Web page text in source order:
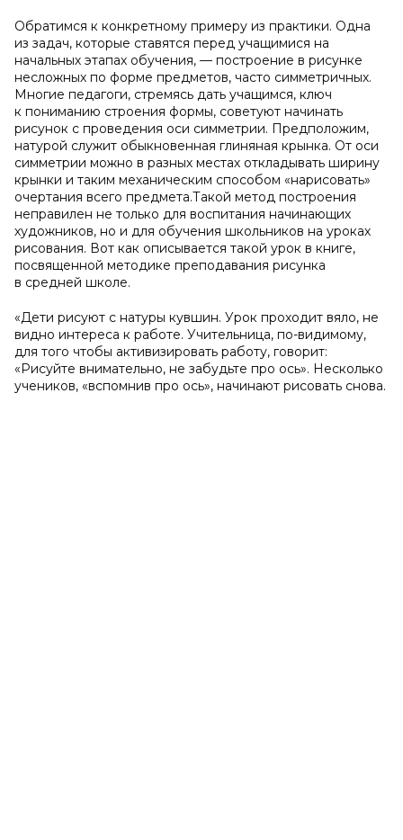
Обратимся к конкретному примеру из практики. Одна
из задач, которые ставятся перед учащимися на
начальных этапах обучения, — построение в рисунке
несложных по форме предметов, часто симметричных.
Многие педагоги, стремясь дать учащимся, ключ
к пониманию строения формы, советуют начинать
рисунок с проведения оси симметрии. Предположим,
натурой служит обыкновенная глиняная крынка. От оси
симметрии можно в разных местах откладывать ширину
крынки и таким механическим способом «нарисовать»
очертания всего предмета.Такой метод построения
неправилен не только для воспитания начинающих
художников, но и для обучения школьников на уроках
рисования. Вот как описывается такой урок в книге,
посвященной методике преподавания рисунка
в средней школе.
«Дети рисуют с натуры кувшин. Урок проходит вяло, не
видно интереса к работе. Учительница, по-видимому,
для того чтобы активизировать работу, говорит:
«Рисуйте внимательно, не забудьте про ось». Несколько
учеников, «вспомнив про ось», начинают рисовать снова.